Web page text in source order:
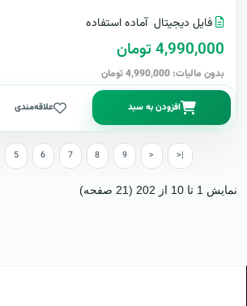
فایل دیجیتال آماده استفاده
4,990,000 تومان
بدون مالیات: 4,990,000 تومان
افزودن به سبد علاقه‌مندی
5 6 7 8 9 > >|
نمایش 1 تا 10 از 202 (21 صفحه)